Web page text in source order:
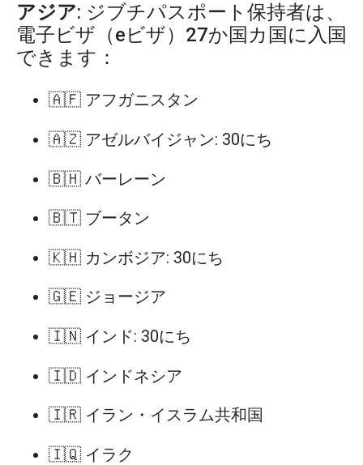
アジア: ジブチパスポート保持者は、
電子ビザ（eビザ）27か国カ国に入国
できます：
🇦🇫 アフガニスタン
🇦🇿 アゼルバイジャン: 30にち
🇧🇭 バーレーン
🇧🇹 ブータン
🇰🇭 カンボジア: 30にち
🇬🇪 ジョージア
🇮🇳 インド: 30にち
🇮🇩 インドネシア
🇮🇷 イラン・イスラム共和国
🇮🇶 イラク